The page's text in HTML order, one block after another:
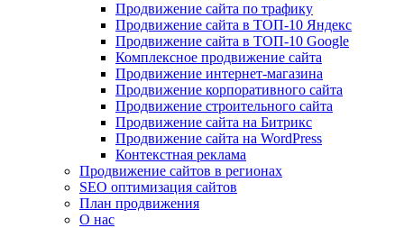
Продвижение сайта по трафику
Продвижение сайта в ТОП-10 Яндекс
Продвижение сайта в ТОП-10 Google
Комплексное продвижение сайта
Продвижение интернет-магазина
Продвижение корпоративного сайта
Продвижение строительного сайта
Продвижение сайта на Битрикс
Продвижение сайта на WordPress
Контекстная реклама
Продвижение сайтов в регионах
SEO оптимизация сайтов
План продвижения
О нас